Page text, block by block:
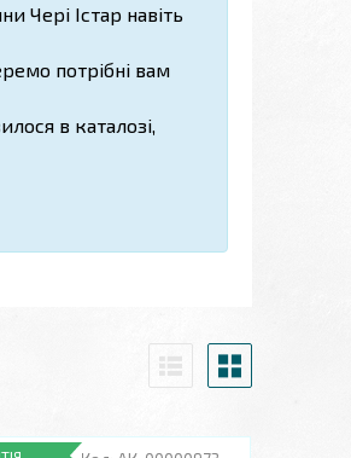
Чері Істар навіть
потрібні вам
в каталозі,